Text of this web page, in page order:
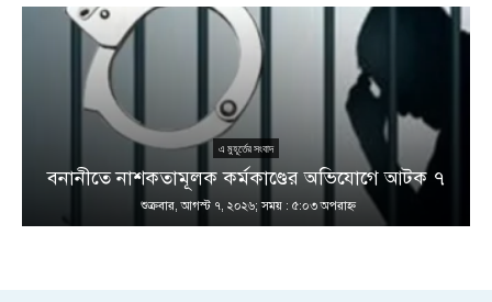
এ মুহূর্তের সংবাদ
বনানীতে নাশকতামূলক কর্মকাণ্ডের অভিযোগে আটক ৭
শুক্রবার, আগস্ট ৭, ২০২৬; সময় : ৫:০৩ অপরাহ্ণ